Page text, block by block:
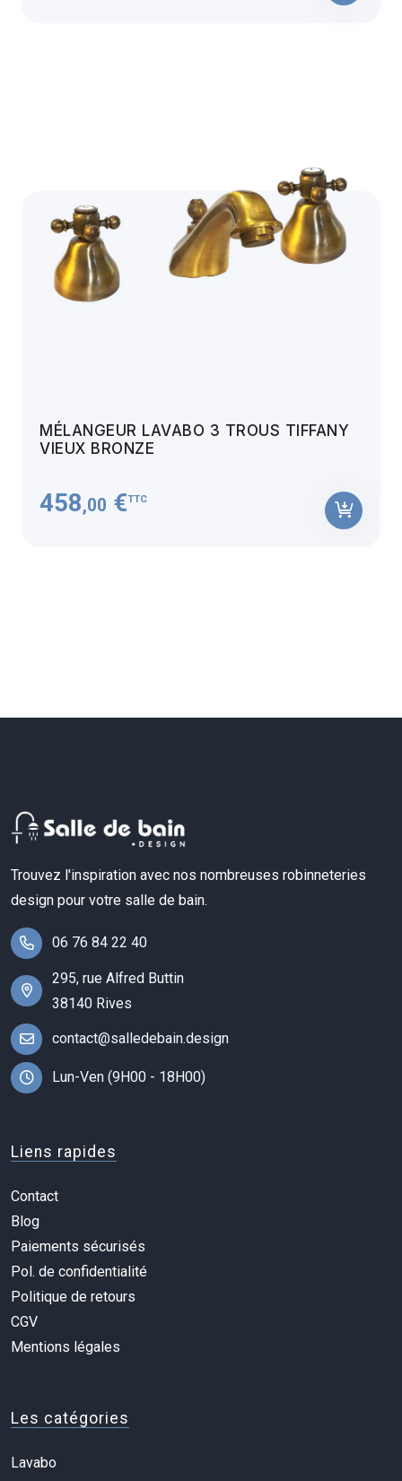
MÉLANGEUR LAVABO 3 TROUS TIFFANY
VIEUX BRONZE
458,00 €TTC
Trouvez l'inspiration avec nos nombreuses robinneteries
design pour votre salle de bain.
06 76 84 22 40
295, rue Alfred Buttin
38140 Rives
contact@salledebain.design
Lun-Ven (9H00 - 18H00)
Liens rapides
Contact
Blog
Paiements sécurisés
Pol. de confidentialité
Politique de retours
CGV
Mentions légales
Les catégories
Lavabo